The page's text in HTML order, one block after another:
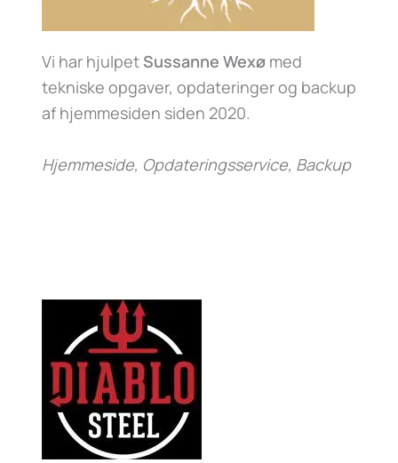
Vi har hjulpet Sussanne Wexø med
tekniske opgaver, opdateringer og backup
af hjemmesiden siden 2020.
Hjemmeside, Opdateringsservice, Backup